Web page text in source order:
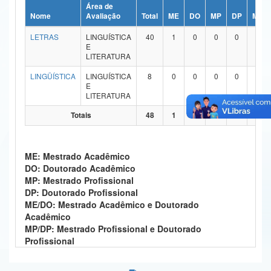
Ministério da Ciência, Tecnologia, Inovações e Comunicações
Ministério do Meio Ambiente
Ministério do Desenvolvimento Regional
Controladoria-Geral da União
Secretaria-Geral
Secretaria de Governo
Gabinete de Segurança Institucional
Advocacia-Geral da União
Nome
Área de
Avaliação
Total ME DO MP DP
ME/
LETRAS
LINGUÍSTICA
E
LITERATURA
40 1 0 0 0
LINGÜÍSTICA
LINGUÍSTICA
E
LITERATURA
8 0 0 0 0
Totais 48 1 0 0 0
ME: Mestrado Acadêmico
DO: Doutorado Acadêmico
MP: Mestrado Profissional
DP: Doutorado Profissional
ME/DO: Mestrado Acadêmico e Doutorado
Acadêmico
MP/DP: Mestrado Profissional e Doutorado
Profissional